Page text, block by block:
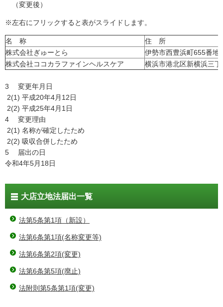
（変更後）
※左右にフリックすると表がスライドします。
名 称
住 所
株式会社ぎゅーとら
伊勢市西豊浜町655番地
株式会社ココカラファインヘルスケア
横浜市港北区新横浜三
3 変更年月日
2(1) 平成20年4月12日
2(2) 平成25年4月1日
4 変更理由
2(1) 名称が確定したため
2(2) 吸収合併したため
5 届出の日
令和4年5月18日
大店立地法届出一覧
法第5条第1項（新設）
法第6条第1項(名称変更等)
法第6条第2項(変更)
法第6条第5項(廃止)
法附則第5条第1項(変更)